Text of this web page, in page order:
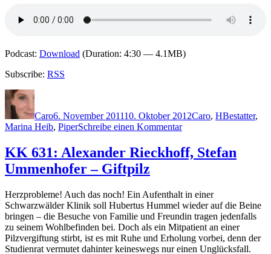
Podcast: Download (Duration: 4:30 — 4.1MB)
Subscribe: RSS
Autor
Caro6. November 201110. Oktober 2012Caro, HBestatter,
Marina Heib, PiperSchreibe einen Kommentarzu
741:
Marina
Der
Bestatter
KK 631: Alexander Rieckhoff, Stefan
Ummenhofer – Giftpilz
Herzprobleme! Auch das noch! Ein Aufenthalt in einer
Schwarzwälder Klinik soll Hubertus Hummel wieder auf die Beine
bringen – die Besuche von Familie und Freundin tragen jedenfalls
zu seinem Wohlbefinden bei. Doch als ein Mitpatient an einer
Pilzvergiftung stirbt, ist es mit Ruhe und Erholung vorbei, denn der
Studienrat vermutet dahinter keineswegs nur einen Unglücksfall.